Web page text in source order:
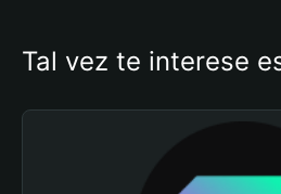
Tal vez te interese